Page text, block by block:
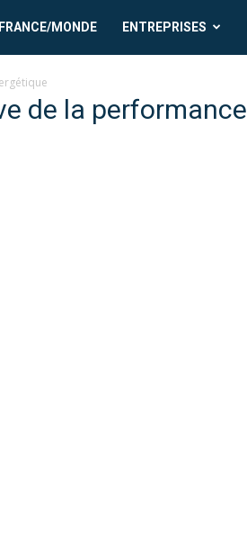
FRANCE/MONDE ENTREPRISES
de la performance